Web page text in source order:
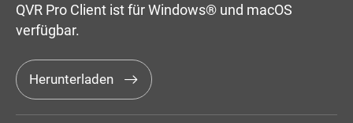
QVR Pro Client ist für Windows® und macOS
verfügbar.
Herunterladen